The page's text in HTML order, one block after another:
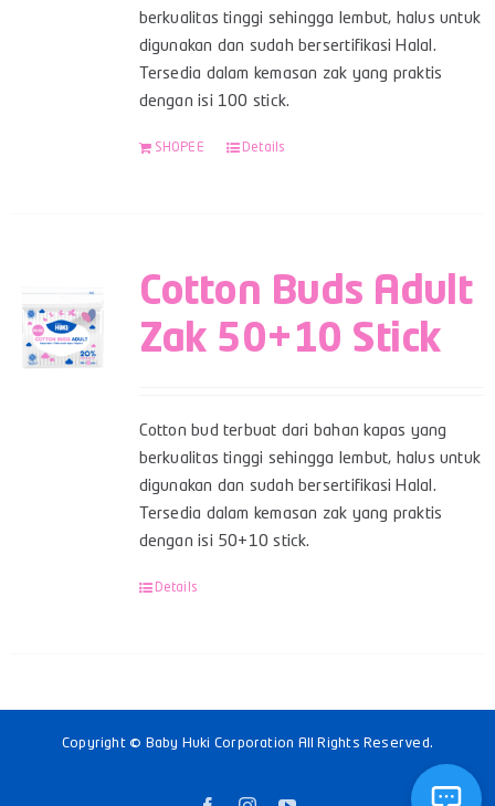
berkualitas tinggi sehingga lembut, halus untuk
digunakan dan sudah bersertifikasi Halal.
Tersedia dalam kemasan zak yang praktis
dengan isi 100 stick.
SHOPEE Details
Cotton Buds Adult
Zak 50+10 Stick
Cotton bud terbuat dari bahan kapas yang
berkualitas tinggi sehingga lembut, halus untuk
digunakan dan sudah bersertifikasi Halal.
Tersedia dalam kemasan zak yang praktis
dengan isi 50+10 stick.
Details
Copyright © Baby Huki Corporation All Rights Reserved.